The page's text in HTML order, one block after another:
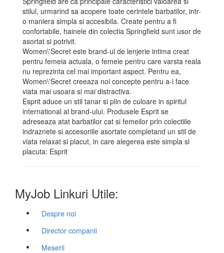
stilul, urmarind sa acopere toate cerintele barbatilor, intr-
o maniera simpla si accesibila. Create pentru a fi
confortabile, hainele din colectia Springfield sunt usor de
asortat si potrivit.
Women\'Secret este brand-ul de lenjerie intima creat
pentru femeia actuala, o femeie pentru care varsta reala
nu reprezinta cel mai important aspect. Pentru ea,
Women\'Secret creeaza noi concepte pentru a-i face
viata mai usoara si mai distractiva.
Esprit aduce un stil tanar si plin de culoare in spiritul
international al brand-ului. Produsele Esprit se
adreseaza atat barbatilor cat si femeilor prin colectiile
indraznete si accesoriile asortate completand un stil de
viata relaxat si placut, in care alegerea este simpla si
placuta: Esprit
MyJob Linkuri Utile:
Despre noi
Director companii
Meserii